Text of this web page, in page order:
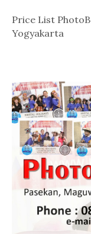
Price List
Yogyakarta